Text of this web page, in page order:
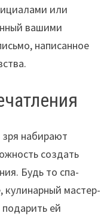
или
вашими
написанное
набирают
создать
Будь то спа-
мастер-
ей